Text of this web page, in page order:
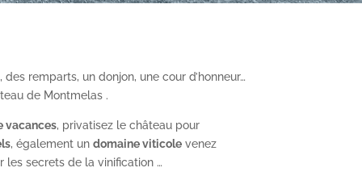
remparts, un donjon, une cour d’honneur…
de Montmelas .
vacances, privatisez le château pour
, également un domaine viticolevenez
les secrets de la vinification …